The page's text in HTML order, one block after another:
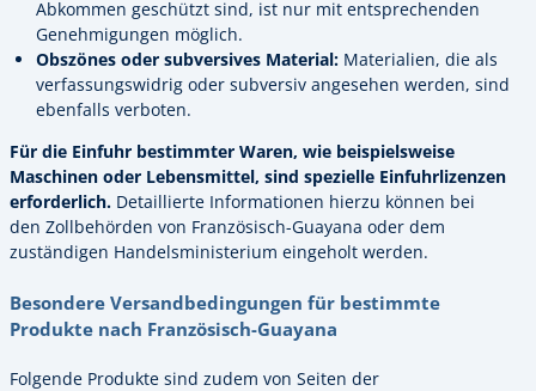
Abkommen geschützt sind, ist nur mit entsprechenden
Genehmigungen möglich.
Obszönes oder subversives Material: Materialien, die als
verfassungswidrig oder subversiv angesehen werden, sind
ebenfalls verboten.
Für die Einfuhr bestimmter Waren, wie beispielsweise
Maschinen oder Lebensmittel, sind spezielle Einfuhrlizenzen
erforderlich. Detaillierte Informationen hierzu können bei
den Zollbehörden von Französisch-Guayana oder dem
zuständigen Handelsministerium eingeholt werden.
Besondere Versandbedingungen für bestimmte
Produkte nach Französisch-Guayana
Folgende Produkte sind zudem von Seiten der